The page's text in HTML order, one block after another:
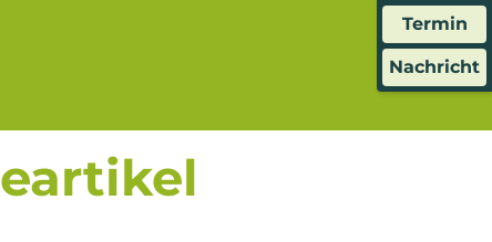
Termin
Nachricht